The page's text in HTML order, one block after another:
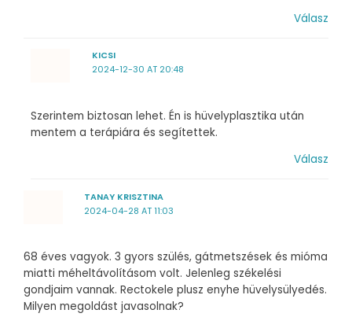
Válasz
KICSI
2024-12-30 AT 20:48
Szerintem biztosan lehet. Én is hüvelyplasztika után
mentem a terápiára és segítettek.
Válasz
TANAY KRISZTINA
2024-04-28 AT 11:03
68 éves vagyok. 3 gyors szülés, gátmetszések és mióma
miatti méheltávolításom volt. Jelenleg székelési
gondjaim vannak. Rectokele plusz enyhe hüvelysülyedés.
Milyen megoldást javasolnak?